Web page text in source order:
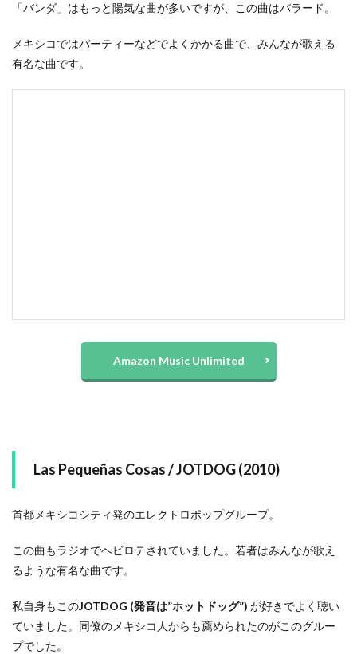
「バンダ」はもっと陽気な曲が多いですが、この曲はバラード。
メキシコではパーティーなどでよくかかる曲で、みんなが歌える
有名な曲です。
Amazon Music Unlimited
Las Pequeñas Cosas / JOTDOG (2010)
首都メキシコシティ発のエレクトロポップグループ。
この曲もラジオでヘビロテされていました。若者はみんなが歌え
るような有名な曲です。
私自身もこのJOTDOG (発音は”ホットドッグ”) が好きでよく聴い
ていました。同僚のメキシコ人からも薦められたのがこのグルー
プでした。